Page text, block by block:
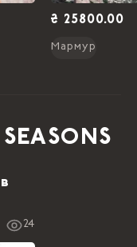
₴ 25800.00
Мармур
24